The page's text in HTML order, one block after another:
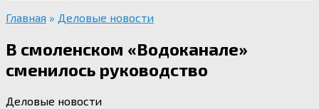
Главная » Деловые новости
В смоленском «Водоканале»
сменилось руководство
Деловые новости